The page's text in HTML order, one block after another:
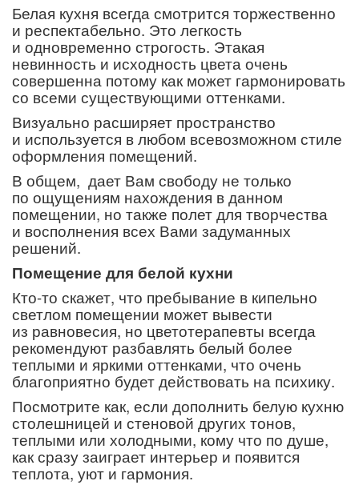
Белая кухня всегда смотрится торжественно
и респектабельно. Это легкость
и одновременно строгость. Этакая
невинность и исходность цвета очень
совершенна потому как может гармонировать
со всеми существующими оттенками.
Визуально расширяет пространство
и используется в любом всевозможном стиле
оформления помещений.
В общем, дает Вам свободу не только
по ощущениям нахождения в данном
помещении, но также полет для творчества
и восполнения всех Вами задуманных
решений.
Помещение для белой кухни
Кто-то скажет, что пребывание в кипельно
светлом помещении может вывести
из равновесия, но цветотерапевты всегда
рекомендуют разбавлять белый более
теплыми и яркими оттенками, что очень
благоприятно будет действовать на психику.
Посмотрите как, если дополнить белую кухню
столешницей и стеновой других тонов,
теплыми или холодными, кому что по душе,
как сразу заиграет интерьер и появится
теплота, уют и гармония.